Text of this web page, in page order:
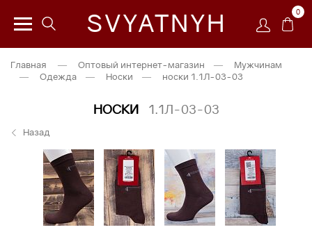
SVYATNYH 0
Главная — Оптовый интернет-магазин —
Мужчинам
—
Одежда — Носки — носки 1.1Л-03-03
НОСКИ 1.1Л-03-03
Назад